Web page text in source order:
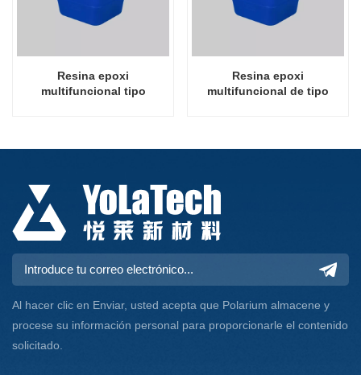
Resina epoxi
multifuncional tipo
Resina epoxi
multifuncional de tipo
Al hacer clic en Enviar, usted acepta que Polarium almacene y
procese su información personal para proporcionarle el contenido
solicitado.